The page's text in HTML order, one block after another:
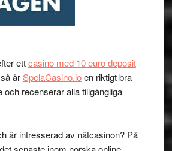
ettcasino med 10 euro deposit
så ärSpelaCasino.ioen riktigt bra
och recenserar alla tillgängliga
är intresserad av nätcasinon? På